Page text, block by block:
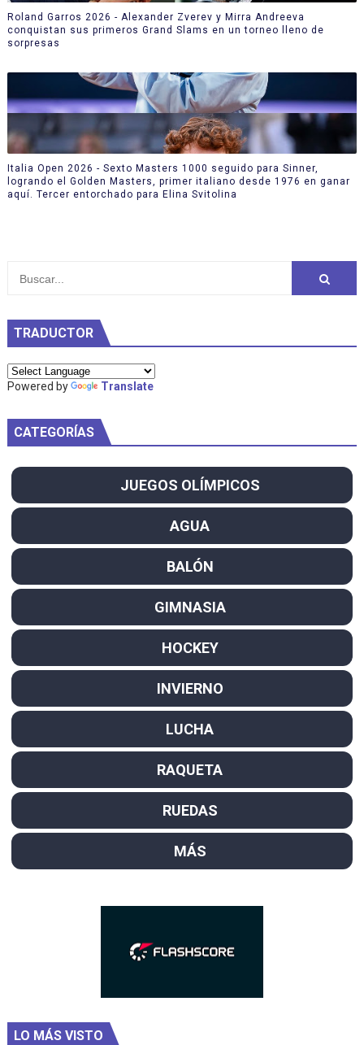
Roland Garros 2026 - Alexander Zverev y Mirra Andreeva
conquistan sus primeros Grand Slams en un torneo lleno de
sorpresas
Italia Open 2026 - Sexto Masters 1000 seguido para Sinner,
logrando el Golden Masters, primer italiano desde 1976 en ganar
aquí. Tercer entorchado para Elina Svitolina
TRADUCTOR
Powered by Translate
CATEGORÍAS
JUEGOS OLÍMPICOS
AGUA
BALÓN
GIMNASIA
HOCKEY
INVIERNO
LUCHA
RAQUETA
RUEDAS
MÁS
LO MÁS VISTO